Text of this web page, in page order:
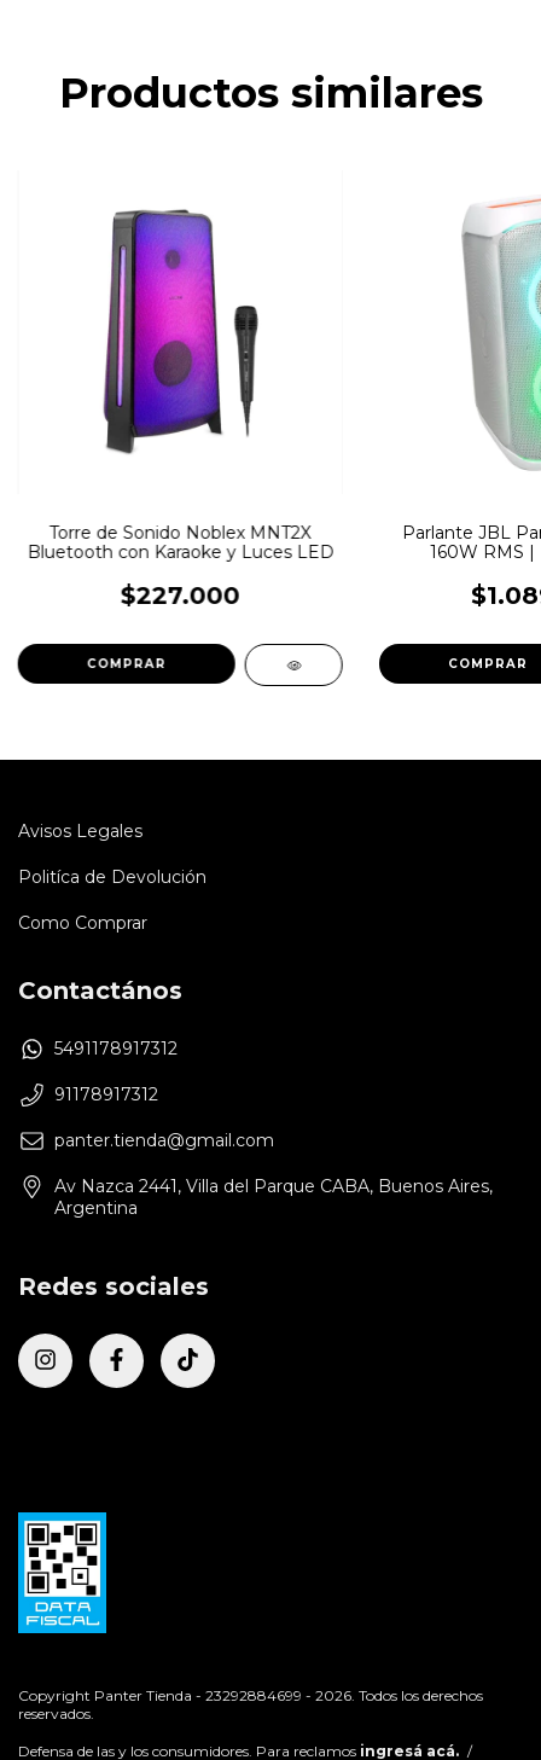
Productos similares
Torre de Sonido Noblex MNT2X
Bluetooth con Karaoke y Luces LED
$227.000
Parlante JBL
160W RMS
Avisos Legales
Politíca de Devolución
Como Comprar
Contactános
5491178917312
91178917312
panter.tienda@gmail.com
Av Nazca 2441, Villa del Parque CABA, Buenos Aires,
Argentina
Redes sociales
Copyright Panter Tienda - 23292884699 - 2026. Todos los derechos
reservados.
Defensa de las y los consumidores. Para reclamos ingresá acá. /